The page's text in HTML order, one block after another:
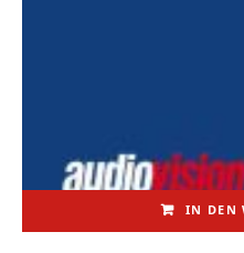
IN DEN